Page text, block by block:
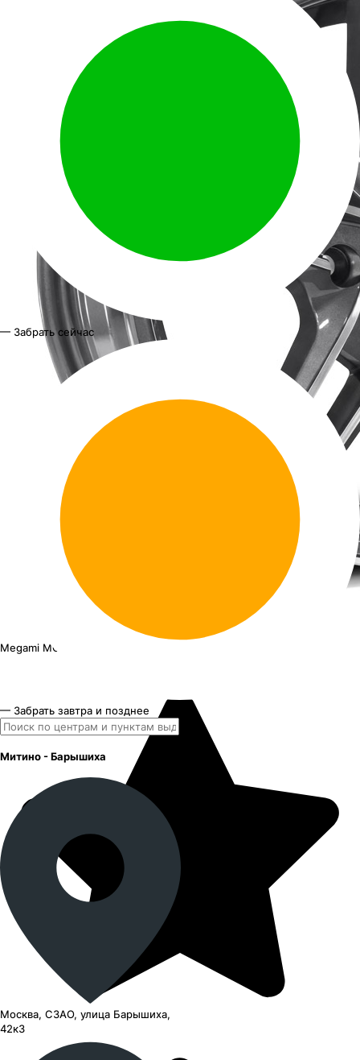
Megami MGM-17FF
— Забрать сейчас
— Забрать завтра и позднее
Митино - Барышиха
Москва, СЗАО, улица Барышиха,
42к3